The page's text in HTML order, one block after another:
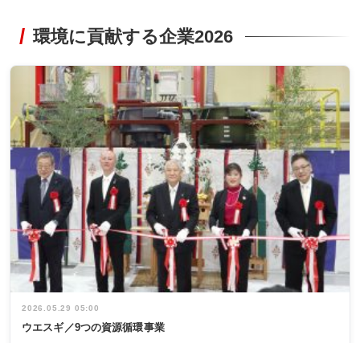
環境に貢献する企業2026
2026.05.29 05:00
ウエスギ／9つの資源循環事業